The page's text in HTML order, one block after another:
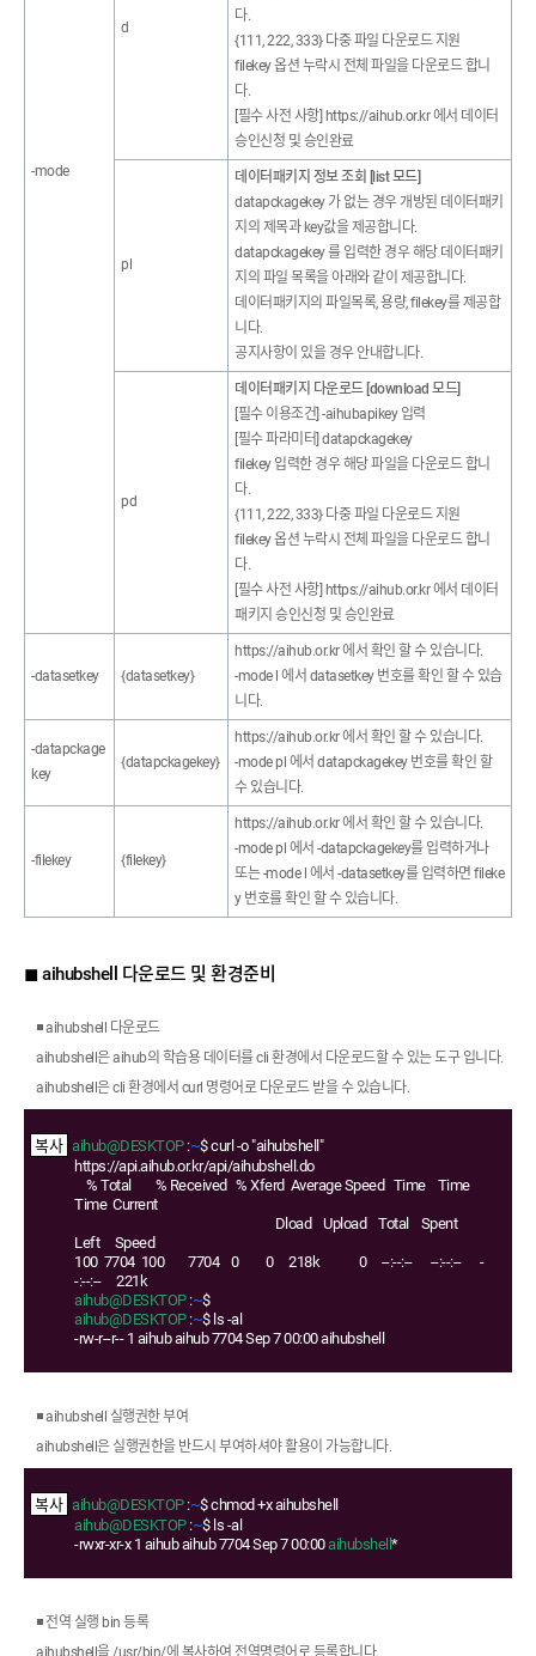
-mode
d
다.
{111, 222, 333} 다중 파일 다운로드 지원
filekey 옵션 누락시 전체 파일을 다운로드 합니
다.
[필수 사전 사항] https://aihub.or.kr 에서 데이터
승인신청 및 승인완료
pl
데이터패키지 정보 조회 [list 모드]
datapckagekey 가 없는 경우 개방된 데이터패키
지의 제목과 key값을 제공합니다.
datapckagekey 를 입력한 경우 해당 데이터패키
지의 파일 목록을 아래와 같이 제공합니다.
데이터패키지의 파일목록, 용량, filekey를 제공합
니다.
공지사항이 있을 경우 안내합니다.
pd
데이터패키지 다운로드 [download 모드]
[필수 이용조건] -aihubapikey 입력
[필수 파라미터] datapckagekey
filekey 입력한 경우 해당 파일을 다운로드 합니
다.
{111, 222, 333} 다중 파일 다운로드 지원
filekey 옵션 누락시 전체 파일을 다운로드 합니
다.
[필수 사전 사항] https://aihub.or.kr 에서 데이터
패키지 승인신청 및 승인완료
-datasetkey {datasetkey}
https://aihub.or.kr 에서 확인 할 수 있습니다.
-mode l 에서 datasetkey 번호를 확인 할 수 있습
니다.
-datapckage
key
{datapckagekey}
https://aihub.or.kr 에서 확인 할 수 있습니다.
-mode pl 에서 datapckagekey 번호를 확인 할
수 있습니다.
-filekey {filekey}
https://aihub.or.kr 에서 확인 할 수 있습니다.
-mode pl 에서 -datapckagekey를 입력하거나
또는 -mode l 에서 -datasetkey를 입력하면 fileke
y 번호를 확인 할 수 있습니다.
◼ aihubshell 다운로드 및 환경준비
◾ aihubshell 다운로드
aihubshell은 aihub의 학습용 데이터를 cli 환경에서 다운로드할 수 있는 도구 입니다.
aihubshell은 cli 환경에서 curl 명령어로 다운로드 받을 수 있습니다.
aihub@DESKTOP:~$ curl -o "aihubshell"
https://api.aihub.or.kr/api/aihubshell.do
% Total % Received % Xferd Average Speed Time Time
Time Current
Dload Upload Total Spent
Left Speed
100 7704 100 7704 0 0 218k 0 --:--:-- --:--:-- -
-:--:-- 221k
aihub@DESKTOP:~$
aihub@DESKTOP:~$ ls -al
-rw-r--r-- 1 aihub aihub 7704 Sep 7 00:00 aihubshell
◾ aihubshell 실행권한 부여
aihubshell은 실행권한을 반드시 부여하셔야 활용이 가능합니다.
aihub@DESKTOP:~$ chmod +x aihubshell
aihub@DESKTOP:~$ ls -al
-rwxr-xr-x 1 aihub aihub 7704 Sep 7 00:00aihubshell *
◾ 전역 실행 bin 등록
aihubshell을 /usr/bin/에 복사하여 전역명령어로 등록합니다.